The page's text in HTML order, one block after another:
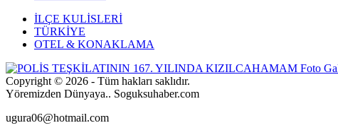
İLÇE KULİSLERİ
TÜRKİYE
OTEL & KONAKLAMA
Copyright © 2026 - Tüm hakları saklıdır.
Yöremizden Dünyaya.. Soguksuhaber.com
ugura06@hotmail.com